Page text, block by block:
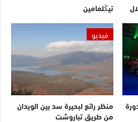
تيڭلمامين
فيديو
منظر رائع لبحيرة سد بين الويدان
من طريق تباروشت